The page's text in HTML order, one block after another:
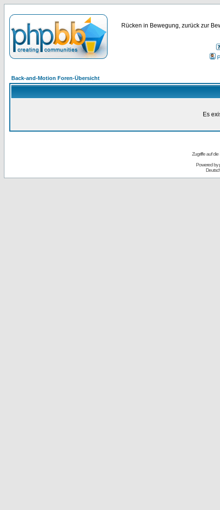
Rücken in Bewegung, zurück zur
Back-and-Motion Foren-Übersicht
Es
Zugriffe auf
Powered by